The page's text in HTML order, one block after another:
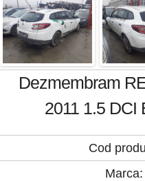
Dezmembram
2011 1.5 DCI
Cod
Marca: